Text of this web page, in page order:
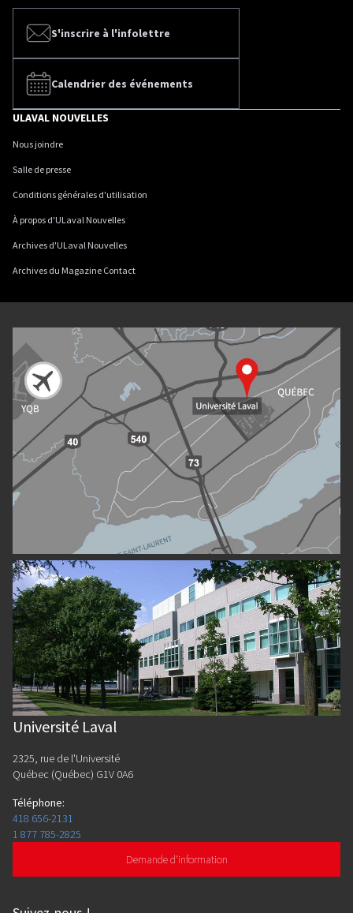
S'inscrire à l'infolettre
Calendrier des événements
ULAVAL NOUVELLES
Nous joindre
Salle de presse
Conditions générales d'utilisation
À propos d'ULaval Nouvelles
Archives d'ULaval Nouvelles
Archives du Magazine Contact
Université Laval
2325, rue de l'Université
Québec (Québec) G1V 0A6
Téléphone:
418 656-2131
1 877 785-2825
Demande d'information